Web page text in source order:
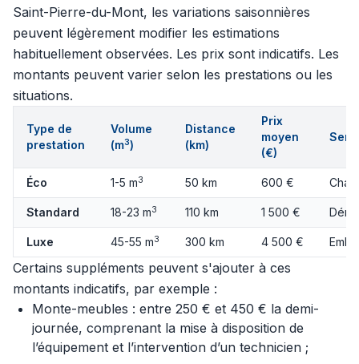
Saint-Pierre-du-Mont, les variations saisonnières
peuvent légèrement modifier les estimations
habituellement observées. Les prix sont indicatifs. Les
montants peuvent varier selon les prestations ou les
situations.
Type de
prestation
Volume
(m3)
Distance
(km)
Prix
moyen
(€)
Éco 1-5 m3 50 km 600 €
Standard 18-23 m3 110 km 1 500 €
Luxe 45-55 m3 300 km 4 500 €
Certains suppléments peuvent s'ajouter à ces
montants indicatifs, par exemple :
Monte-meubles : entre 250 € et 450 € la demi-
journée, comprenant la mise à disposition de
l’équipement et l’intervention d’un technicien ;